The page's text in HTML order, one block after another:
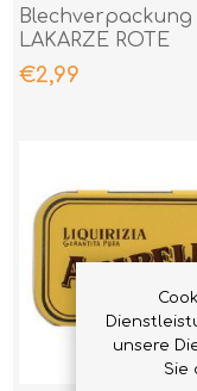
Blechverpackung
LAKARZE ROTE
EINKOCH 20 GR
€2,99
unsere
Sie